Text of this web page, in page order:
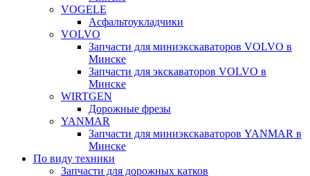
VOGELE
Асфальтоукладчики
VOLVO
Запчасти для миниэкскаваторов VOLVO в
Минске
Запчасти для экскаваторов VOLVO в
Минске
WIRTGEN
Дорожные фрезы
YANMAR
Запчасти для миниэкскаваторов YANMAR в
Минске
По виду техники
Запчасти для дорожных катков